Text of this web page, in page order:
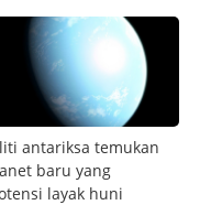
antariksa temukan
baru yang
layak huni